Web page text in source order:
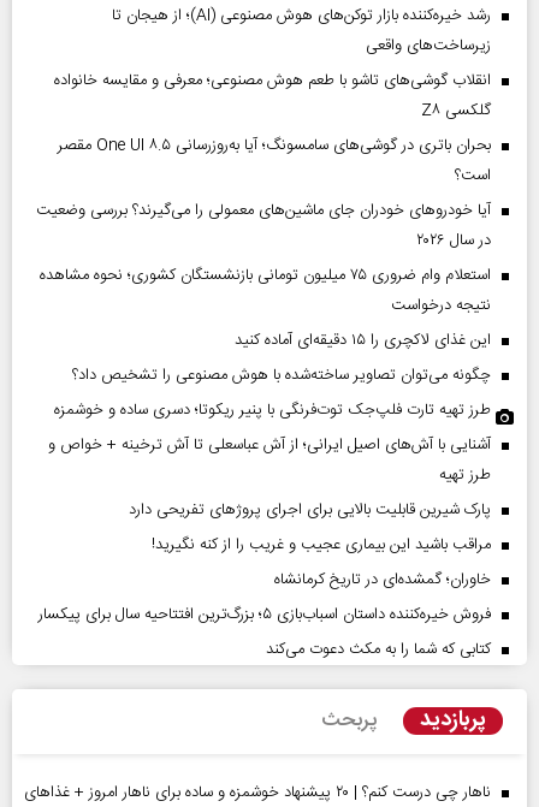
رشد خیره‌کننده بازار توکن‌های هوش مصنوعی (AI)؛ از هیجان تا
زیرساخت‌های واقعی
انقلاب گوشی‌های تاشو‌ با طعم هوش مصنوعی؛ معرفی و مقایسه خانواده
گلکسی Z۸
بحران باتری در گوشی‌های سامسونگ؛ آیا به‌روزرسانی One UI ۸.۵ مقصر
است؟
آیا خودروهای خودران جای ماشین‌های معمولی را می‌گیرند؟ بررسی وضعیت
در سال ۲۰۲۶
استعلام وام ضروری ۷۵ میلیون تومانی بازنشستگان کشوری؛ نحوه مشاهده
نتیجه درخواست
این غذای لاکچری را ۱۵ دقیقه‌ای آماده کنید
چگونه می‌توان تصاویر ساخته‌شده با هوش مصنوعی را تشخیص داد؟
طرز تهیه تارت فلپ‌جک توت‌فرنگی با پنیر ریکوتا؛ دسری ساده و خوشمزه
آشنایی با آش‌های اصیل ایرانی؛ از آش عباسعلی تا آش ترخینه + خواص و
طرز تهیه
پارک شیرین قابلیت‌ بالایی برای اجرای پروژهای تفریحی دارد
مراقب باشید این بیماری عجیب و غریب را از کنه نگیرید!
خاوران؛ گمشده‌ای در تاریخ کرمانشاه
فروش خیره‌کننده داستان اسباب‌بازی ۵؛ بزرگ‌ترین افتتاحیه سال برای پیکسار
کتابی که شما را به مکث دعوت می‌کند
پربازدید پربحث
ناهار چی درست کنم؟ | ۲۰ پیشنهاد خوشمزه و ساده برای ناهار امروز + غذاهای